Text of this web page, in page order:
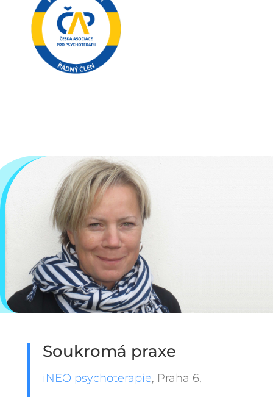
Soukromá praxe
iNEO psychoterapie, Praha 6,